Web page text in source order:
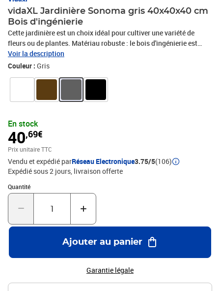
vidaXL Jardinière Sonoma gris 40x40x40 cm
Bois d'ingénierie
Cette jardinière est un choix idéal pour cultiver une variété de
fleurs ou de plantes. Matériau robuste : le bois d'ingénierie est
d'une qualité exceptionnelle avec une surface lisse et présente
également résistance, stabilité et résistance à
jardinière peut contenir vos plantes ou fleurs préférées, ce qui est
produit est livré avec un manuel de montage dans la boîte pour un
montage facile.Couleur : sonoma grisMatériau : bois
d'ingénierieDimensions : 40 x 40 x 40 cm (l x P x H)
Voir la description
Couleur : Gris
En stock
40,69€
Prix unitaire TTC
Vendu et expédié parRéseau Electronique3.75/5(106)
Expédié sous 2 jours livraison offerte
Quantité
Quantité : 1
Ajouter au panier
Garantie légale